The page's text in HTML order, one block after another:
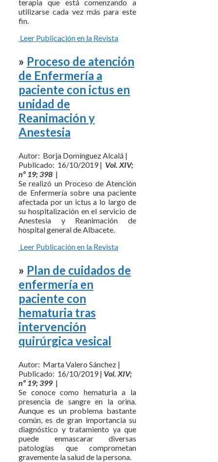
terapia que está comenzando a
utilizarse cada vez más para este
fin.
Leer Publicación en la Revista
» Proceso de atención
de Enfermería a
paciente con ictus en
unidad de
Reanimación y
Anestesia
Autor: Borja Domínguez Alcalá |
Publicado: 16/10/2019 | Vol. XIV;
nº 19; 398 |
Se realizó un Proceso de Atención
de Enfermería sobre una paciente
afectada por un ictus a lo largo de
su hospitalización en el servicio de
Anestesia y Reanimación de
hospital general de Albacete.
Leer Publicación en la Revista
» Plan de cuidados de
enfermería en
paciente con
hematuria tras
intervención
quirúrgica vesical
Autor: Marta Valero Sánchez |
Publicado: 16/10/2019 | Vol. XIV;
nº 19; 399 |
Se conoce como hematuria a la
presencia de sangre en la orina.
Aunque es un problema bastante
común, es de gran importancia su
diagnóstico y tratamiento ya que
puede enmascarar diversas
patologías que comprometan
gravemente la salud de la persona.